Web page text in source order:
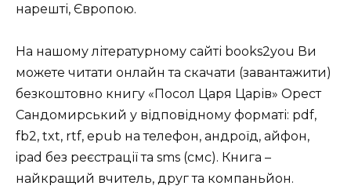
нарешті, Європою.
На нашому літературному сайті books2you Ви
можете читати онлайн та скачати (завантажити)
безкоштовно книгу «Посол Царя Царів» Орест
Сандомирський у відповідному форматі: pdf,
fb2, txt, rtf, epub на телефон, андроїд, айфон,
ipad без реєстрації та sms (смс). Книга –
найкращий вчитель, друг та компаньйон.